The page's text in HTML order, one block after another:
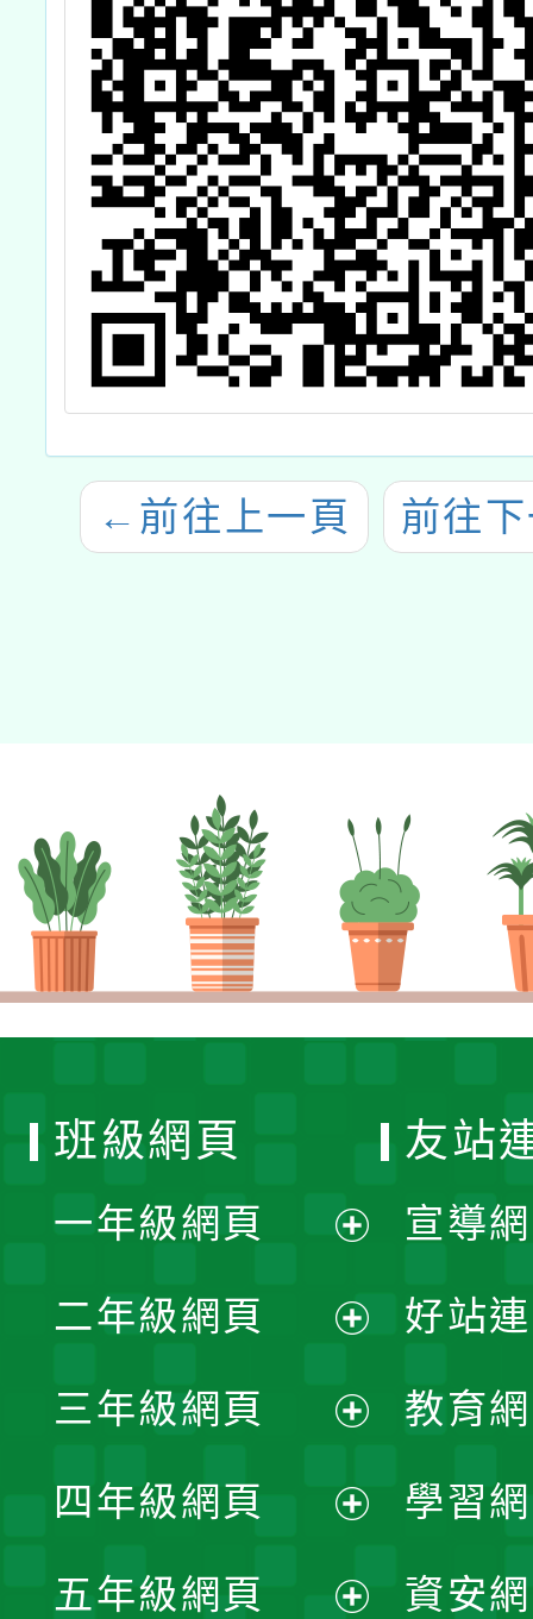
← 前往上一頁 前往
班級網頁
一年級網頁
開
選
單
二年級網頁
開
選
單
三年級網頁
開
選
四年級網頁
五年級網頁
友站
宣導
好站
教育
學習
資安